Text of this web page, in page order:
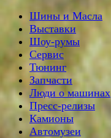
Шины и Масла
Выставки
Шоу-румы
Сервис
Тюнинг
Запчасти
Люди о машинах
Пресс-релизы
Камионы
Автомузеи